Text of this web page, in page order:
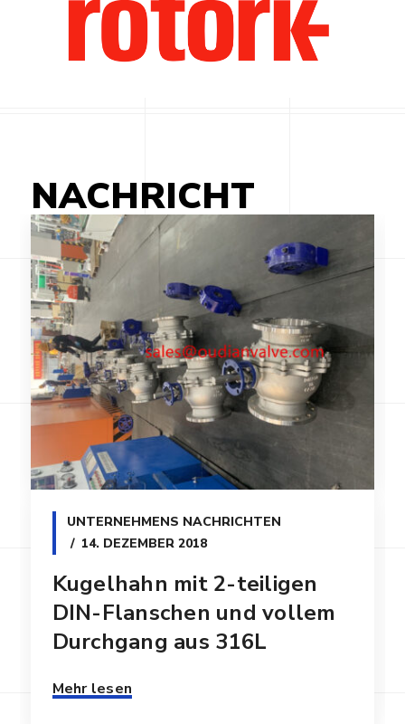
NACHRICHT
UNTERNEHMENS NACHRICHTEN
14. DEZEMBER 2018
Kugelhahn mit 2-teiligen
DIN-Flanschen und vollem
Durchgang aus 316L
Mehr lesen